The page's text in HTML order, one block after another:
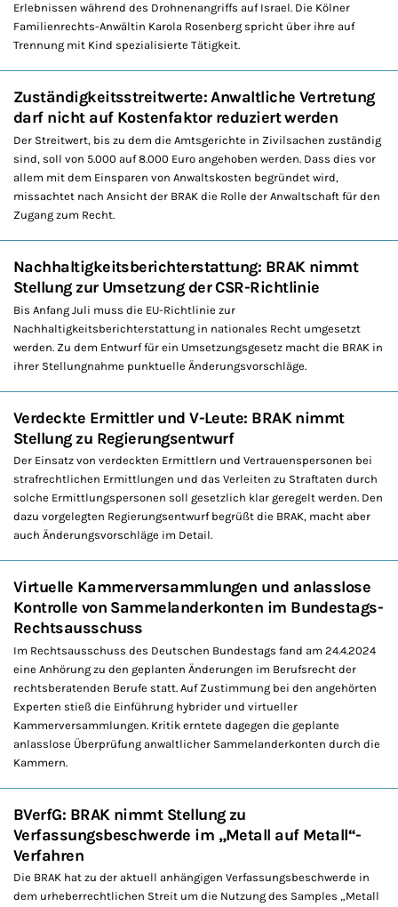
Erlebnissen während des Drohnenangriffs auf Israel. Die Kölner
Familienrechts-Anwältin Karola Rosenberg spricht über ihre auf
Trennung mit Kind spezialisierte Tätigkeit.
Zuständigkeitsstreitwerte: Anwaltliche Vertretung
darf nicht auf Kostenfaktor reduziert werden
Der Streitwert, bis zu dem die Amtsgerichte in Zivilsachen zuständig
sind, soll von 5.000 auf 8.000 Euro angehoben werden. Dass dies vor
allem mit dem Einsparen von Anwaltskosten begründet wird,
missachtet nach Ansicht der BRAK die Rolle der Anwaltschaft für den
Zugang zum Recht.
Nachhaltigkeitsberichterstattung: BRAK nimmt
Stellung zur Umsetzung der CSR-Richtlinie
Bis Anfang Juli muss die EU-Richtlinie zur
Nachhaltigkeitsberichterstattung in nationales Recht umgesetzt
werden. Zu dem Entwurf für ein Umsetzungsgesetz macht die BRAK in
ihrer Stellungnahme punktuelle Änderungsvorschläge.
Verdeckte Ermittler und V-Leute: BRAK nimmt
Stellung zu Regierungsentwurf
Der Einsatz von verdeckten Ermittlern und Vertrauenspersonen bei
strafrechtlichen Ermittlungen und das Verleiten zu Straftaten durch
solche Ermittlungspersonen soll gesetzlich klar geregelt werden. Den
dazu vorgelegten Regierungsentwurf begrüßt die BRAK, macht aber
auch Änderungsvorschläge im Detail.
Virtuelle Kammerversammlungen und anlasslose
Kontrolle von Sammelanderkonten im Bundestags-
Rechtsausschuss
Im Rechtsausschuss des Deutschen Bundestags fand am 24.4.2024
eine Anhörung zu den geplanten Änderungen im Berufsrecht der
rechtsberatenden Berufe statt. Auf Zustimmung bei den angehörten
Experten stieß die Einführung hybrider und virtueller
Kammerversammlungen. Kritik erntete dagegen die geplante
anlasslose Überprüfung anwaltlicher Sammelanderkonten durch die
Kammern.
BVerfG: BRAK nimmt Stellung zu
Verfassungsbeschwerde im „Metall auf Metall“-
Verfahren
Die BRAK hat zu der aktuell anhängigen Verfassungsbeschwerde in
dem urheberrechtlichen Streit um die Nutzung des Samples „Metall